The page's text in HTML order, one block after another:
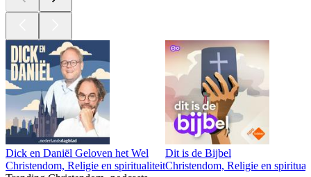
Dick en Daniël Geloven het Wel
Christendom, Religie en spiritualiteit
Dit is de Bijbel
Christendom, Religie en